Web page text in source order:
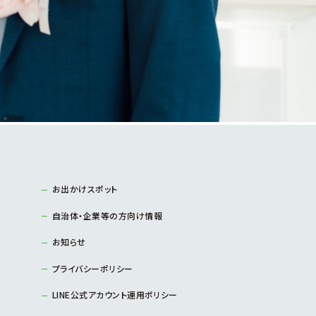
お出かけスポット
自治体・企業等の方向け情報
お知らせ
プライバシーポリシー
LINE公式アカウント運用ポリシー